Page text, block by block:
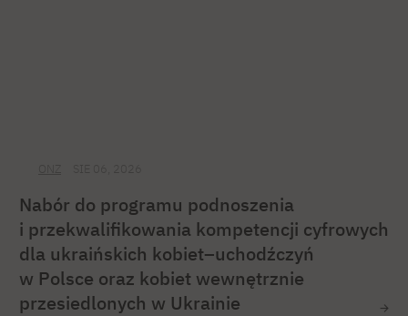
Nabór do programu podnoszenia
i przekwalifikowania kompetencji cyfrowych
dla ukraińskich kobiet–uchodźczyń
w Polsce oraz kobiet wewnętrznie
przesiedlonych w Ukrainie